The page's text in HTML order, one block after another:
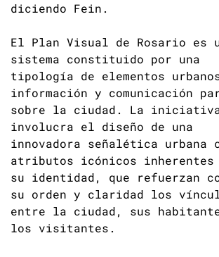
diciendo Fein.
El Plan Visual de Rosario es
sistema constituido por una
tipología de elementos
información y comunicación
sobre la ciudad. La
involucra el diseño de una
innovadora señalética urbana
atributos icónicos inherentes
su identidad, que refuerzan
su orden y claridad los
entre la ciudad, sus
los visitantes.